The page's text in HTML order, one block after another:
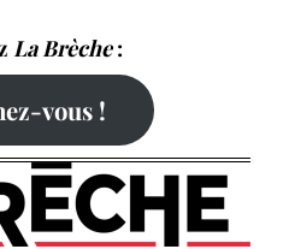
La Brèche:
vous !